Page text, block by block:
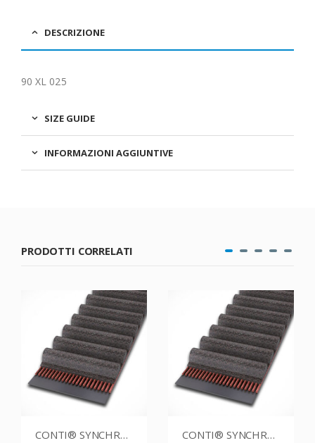
DESCRIZIONE
90 XL 025
SIZE GUIDE
INFORMAZIONI AGGIUNTIVE
PRODOTTI CORRELATI
CONTI® SYNCHROBELT 90XL037 CONTI® SYNCHROBELT 70XL025